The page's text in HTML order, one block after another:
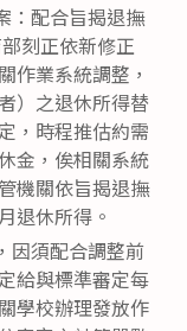
：配合旨揭退撫
刻正依新修正
作業系統調整，
）之退休所得替
，時程推估約需
金，俟相關系統
機關依旨揭退撫
退休所得。
因須配合調整前
給與標準審定每
學校辦理發放作